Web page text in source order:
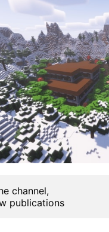
channel,
publications